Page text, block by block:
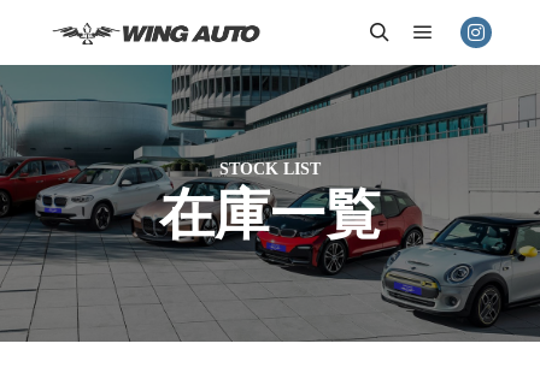
検索 メインメニ
在庫一覧
STOCK LIST